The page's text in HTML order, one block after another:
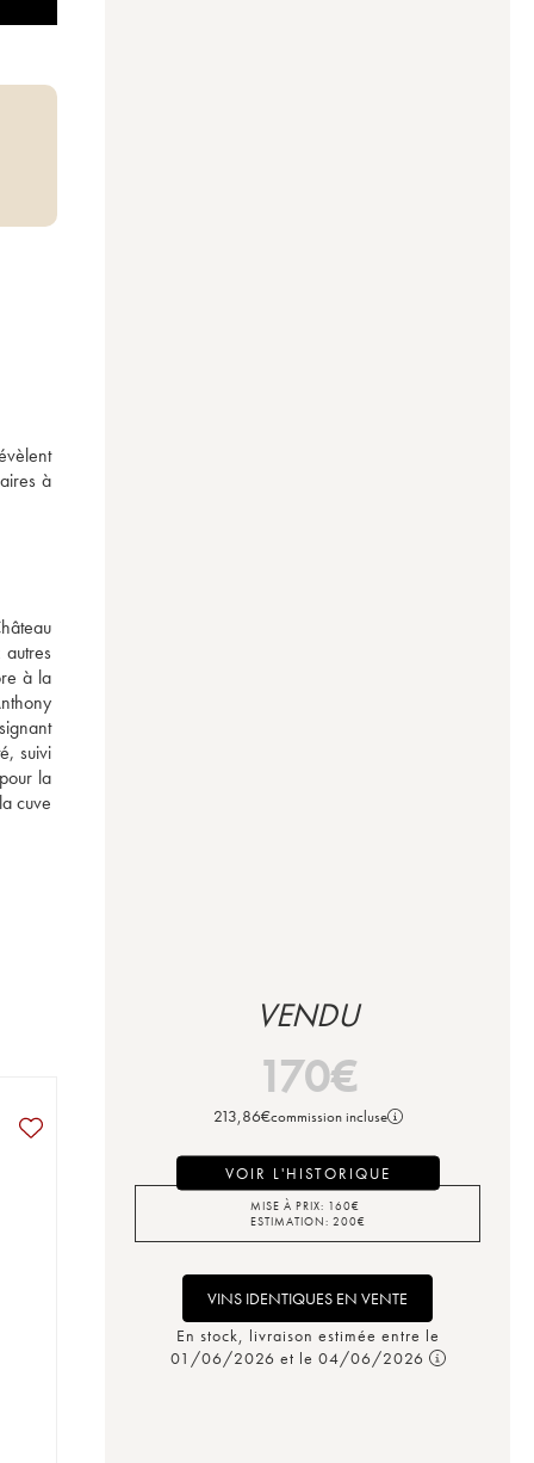
à
à la
suivi
la
cuve
VENDU
170€
213,86€commission incluse
VOIR L'HISTORIQUE
MISE À PRIX: 160€
ESTIMATION: 200€
VINS IDENTIQUES EN VENTE
En stock, livraison estimée entre le
01/06/2026 et le 04/06/2026